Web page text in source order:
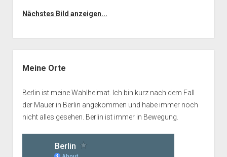
Nächstes Bild anzeigen...
Meine Orte
Berlin ist meine Wahlheimat. Ich bin kurz nach dem Fall
der Mauer in Berlin angekommen und habe immer noch
nicht alles gesehen. Berlin ist immer in Bewegung.